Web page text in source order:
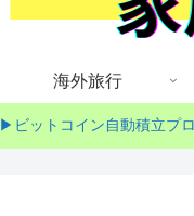
海外旅行
▶ビットコイン自動積立プ